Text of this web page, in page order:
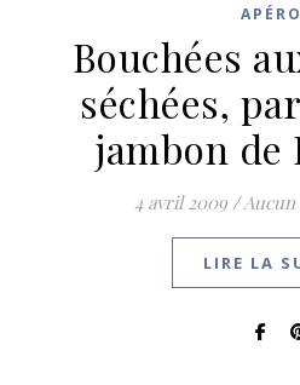
APÉRO
Bouchées
séchées,
jambon de
4 avril 2009 /
LIRE LA